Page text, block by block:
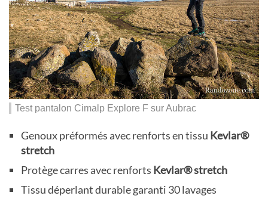
Test pantalon Cimalp Explore F sur Aubrac
Genoux préformés avec renforts en tissu Kevlar®
stretch
Protège carres avec renforts Kevlar® stretch
Tissu déperlant durable garanti 30 lavages